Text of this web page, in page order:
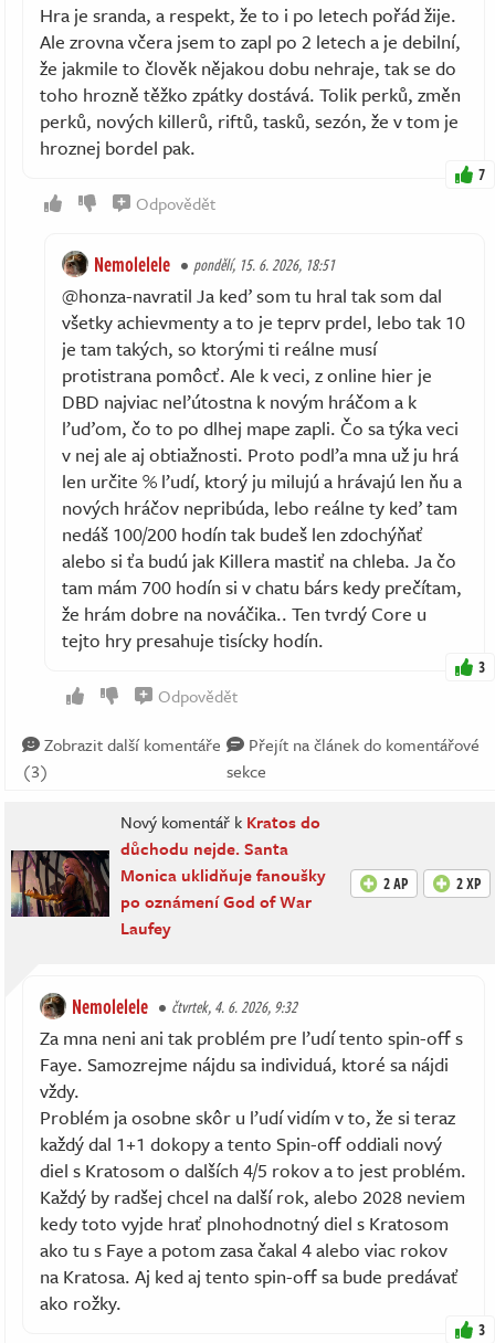
Hra je sranda, a respekt, že to i po letech pořád žije.
Ale zrovna včera jsem to zapl po 2 letech a je debilní,
že jakmile to člověk nějakou dobu nehraje, tak se do
toho hrozně těžko zpátky dostává. Tolik perků, změn
perků, nových killerů, riftů, tasků, sezón, že v tom je
hroznej bordel pak.
7
Odpovědět
Nemolelele pondělí, 15. 6. 2026, 18:51
@honza-navratil Ja keď som tu hral tak som dal
všetky achievmenty a to je teprv prdel, lebo tak 10
je tam takých, so ktorými ti reálne musí
protistrana pomôcť. Ale k veci, z online hier je
DBD najviac neľútostna k novým hráčom a k
ľuďom, čo to po dlhej mape zapli. Čo sa týka veci
v nej ale aj obtiažnosti. Proto podľa mna už ju hrá
len určite % ľudí, ktorý ju milujú a hrávajú len ňu a
nových hráčov nepribúda, lebo reálne ty keď tam
nedáš 100/200 hodín tak budeš len zdochýňať
alebo si ťa budú jak Killera mastiť na chleba. Ja čo
tam mám 700 hodín si v chatu bárs kedy prečítam,
že hrám dobre na nováčika.. Ten tvrdý Core u
tejto hry presahuje tisícky hodín.
3
Odpovědět
Zobrazit další komentáře
(3)
Přejít na článek do komentářové
sekce
Nový komentář k Kratos do
důchodu nejde. Santa
Monica uklidňuje fanoušky
po oznámení God of War
Laufey
2 AP 2 XP
Nemolelele čtvrtek, 4. 6. 2026, 9:32
Za mna neni ani tak problém pre ľudí tento spin-off s
Faye. Samozrejme nájdu sa individuá, ktoré sa nájdi
vždy.
Problém ja osobne skôr u ľudí vidím v to, že si teraz
každý dal 1+1 dokopy a tento Spin-off oddiali nový
diel s Kratosom o dalších 4/5 rokov a to jest problém.
Každý by radšej chcel na další rok, alebo 2028 neviem
kedy toto vyjde hrať plnohodnotný diel s Kratosom
ako tu s Faye a potom zasa čakal 4 alebo viac rokov
na Kratosa. Aj ked aj tento spin-off sa bude predávať
ako rožky.
3